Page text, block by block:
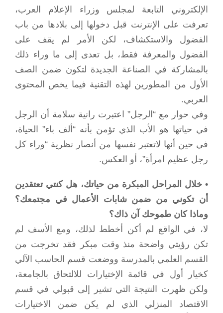
الإلكتروني التابعة لمجلس وزراء الإعلام العرب،
تعرفت على الإنترنت قبل دخولها إلى بلادها من باب
الفضول والاستكشاف، لكن الأمر لم يقف على
الفضول والمعرفة فقط، بل تعدى إلى ما وراء ذلك
بالمشاركة في الصناعة الجديدة لتكون ضمن الصف
الأول من المطورين لهذه التقنية فيما يخص المحتوى
العربي.
وفي حوار مع “الرجل” اعتبرت رانية سلامة أن الرجل
في حياتها هو الأب الذي تؤمن بأنه “ألف باء” الحياة،
في حين أنها لاتعتبر نفسها من أنصار نظرية “وراء كل
رجل عظيم امرأة”، أو العكس.
• خلال المراحل المبكرة من حياتك، هل كنتي تعتقدين
أن تكوني من ضمن شابات الأعمال في مجتمعك؟
وماذا كان طموحك آن ذاك؟
لا، في الواقع لم أكن أخطط لذلك، ومع الأسف لم
تكن رؤيتي واضحة منذ وقت مبكر فقد تخرجت من
القسم العلمي بالمدرسة ووضعت قسم الحاسب الآلي
كخيار أول في قائمة الإختيارات للالتحاق بالجامعة،
ولكن ظهرت النتيجة التي تشير إلى قبولي في قسم
الاقتصاد المنزلي الذي لم يكن ضمن الاختيارات